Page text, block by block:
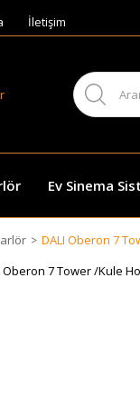
İletişim
Ev Sinema
DALI Oberon 7